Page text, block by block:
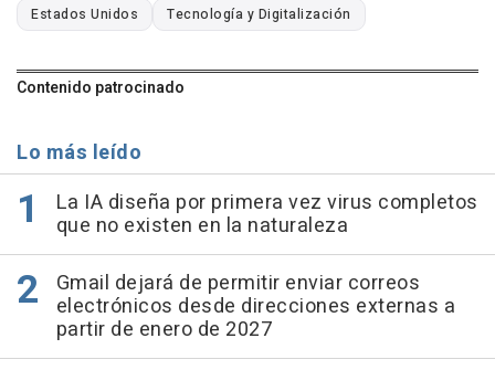
Estados Unidos Tecnología y Digitalización
Contenido patrocinado
Lo más leído
La IA diseña por primera vez virus completos
que no existen en la naturaleza
Gmail dejará de permitir enviar correos
electrónicos desde direcciones externas a
partir de enero de 2027